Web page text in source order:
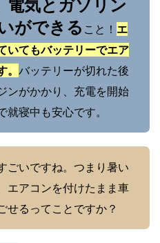
電気とガソリン
ができる こと！ エ
いてもバッテリーでエア
バッテリーが切れた後
ンがかかり、充電を開始
就寝中も安心です。
ごいですね。つまり暑い
エアコンを付けたまま車
せるってことですか？